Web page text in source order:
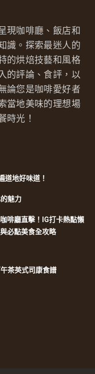
現咖啡廳、飯店和
識。探索最迷人的
的烘焙技藝和風格
的評論、食評，以
論您是咖啡愛好者
當地美味的理想場
時光！
道地好味道！
魅力
啡廳直擊！IG打卡熱點懶
必點美食全攻略
茶英式司康食譜